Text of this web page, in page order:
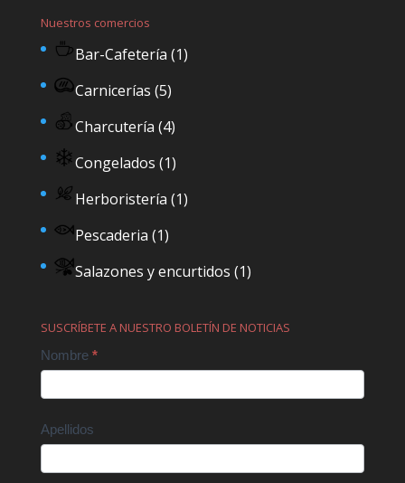
Nuestros comercios
Bar-Cafetería (1)
Carnicerías (5)
Charcutería (4)
Congelados (1)
Herboristería (1)
Pescaderia (1)
Salazones y encurtidos (1)
SUSCRÍBETE A NUESTRO BOLETÍN DE NOTICIAS
Contact
Nombre *
Apellidos